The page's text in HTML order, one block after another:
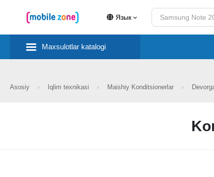
Язык
Maxsulotlar katalogi
Asosiy Iqlim texnikasi Maishiy Konditsionerlar